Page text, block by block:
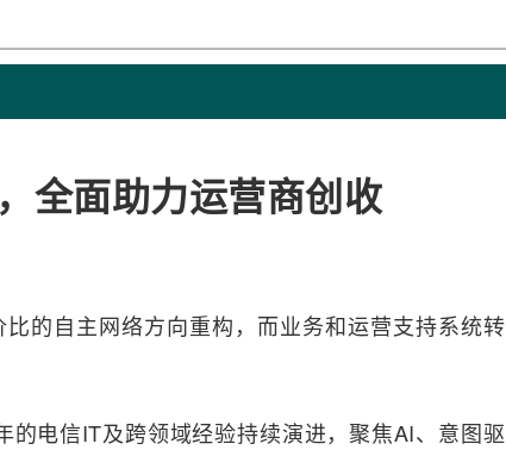
全面助力运营商创收
的自主网络方向重构，而业务和运营支持系统转
的电信IT及跨领域经验持续演进，聚焦AI、意图驱